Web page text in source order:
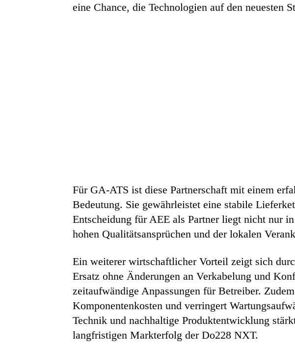
eine Chance, die Technologien auf den neuesten
Für GA-ATS ist diese Partnerschaft mit einem
Bedeutung. Sie gewährleistet eine stabile
Entscheidung für AEE als Partner liegt nicht nur
hohen Qualitätsansprüchen und der lokalen
Ein weiterer wirtschaftlicher Vorteil zeigt sich
Ersatz ohne Änderungen an Verkabelung und
zeitaufwändige Anpassungen für Betreiber.
Komponentenkosten und verringert
Technik und nachhaltige Produktentwicklung
langfristigen Markterfolg der Do228 NXT.